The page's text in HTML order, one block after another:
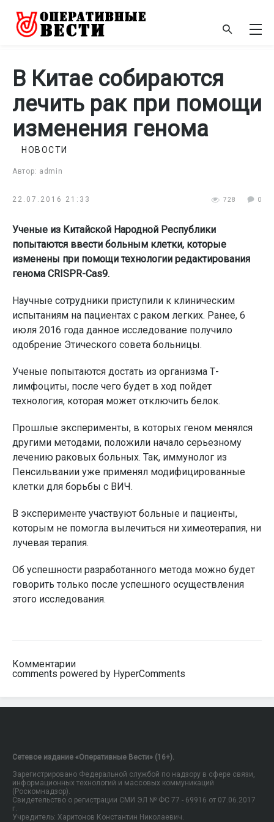
В Китае собираются
лечить рак при помощи
изменения генома
Автор: admin
НОВОСТИ
22.07.2016 21:33 728 0
Ученые из Китайской Народной Республики
попытаются ввести больным клетки, которые
изменены при помощи технологии редактирования
генома CRISPR-Cas9.
Научные сотрудники приступили к клиническим
испытаниям на пациентах с раком легких. Ранее, 6
июля 2016 года данное исследование получило
одобрение Этического совета больницы.
Ученые попытаются достать из организма Т-
лимфоциты, после чего будет в ход пойдет
технология, которая может отключить белок.
Прошлые эксперименты, в которых геном менялся
другими методами, положили начало серьезному
лечению раковых больных. Так, иммунолог из
Пенсильвании уже применял модифицированные
клетки для борьбы с ВИЧ.
В эксперименте участвуют больные и пациенты,
которым не помогла вылечиться ни химеотерапия, ни
лучевая терапия.
Об успешности разработанного метода можно будет
говорить только после успешного осуществления
этого исследования.
Комментарии
comments powered by HyperComments
Сетевое издание «Оперативные Вести» (16+).
Зарегистрировано Федеральной службой по надзору в сфере связи,
информационных технологий и массовых коммуникаций
(Роскомнадзор).
Свидетельство о регистрации СМИ ЭЛ № ФС 77 - 69916 от 07.06.2017
г.
Учредитель: Харитонов Константин Николаевич.